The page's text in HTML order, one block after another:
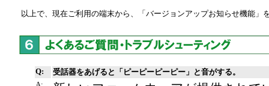
以上で、現在ご利用の端末から、「バージョンアップお知らせ機能」
Q:
受話器をあげると「ピーピーピーピー」と音がする。